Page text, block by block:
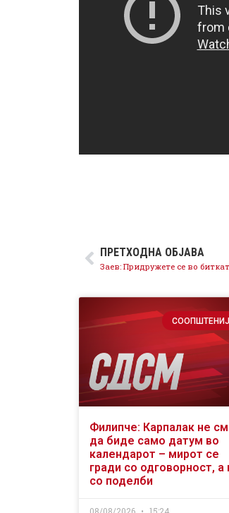
ПРЕТХОДНА ОБЈАВА
Филипче: Карпалак не
да биде само датум во
календарот – мирот се
гради со одговорност, а
со поделби